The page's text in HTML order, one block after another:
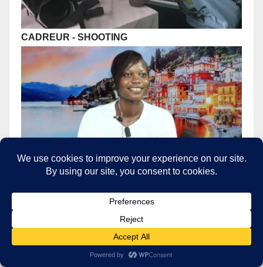
CADREUR - SHOOTING
REALISATRICE - FILMS DOCUMENTAIRES